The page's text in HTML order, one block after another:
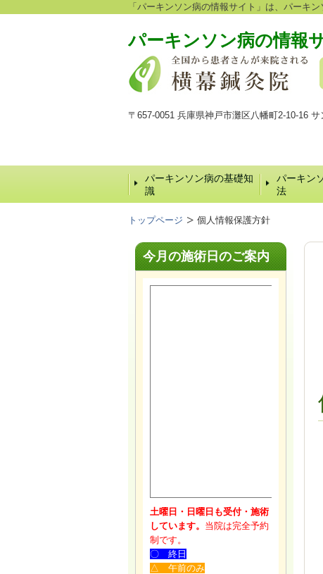
「パーキンソン病の情報サイト」は、パーキ
パーキンソン病の情報
〒657-0051 兵庫県神戸市灘区八幡町2-10-16
パーキンソン病の基礎知
識
パーキン
法
トップページ 個人情報保護方針
今月の施術日のご案内
土曜日・日曜日も受付・施術
しています。 当院は完全予約
制です。
〇 終日
△ 午前のみ